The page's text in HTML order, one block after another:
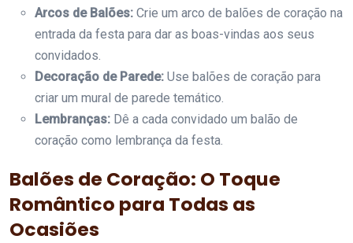
Arcos de Balões: Crie um arco de balões de coração na
entrada da festa para dar as boas-vindas aos seus
convidados.
Decoração de Parede: Use balões de coração para
criar um mural de parede temático.
Lembranças: Dê a cada convidado um balão de
coração como lembrança da festa.
Balões de Coração: O Toque
Romântico para Todas as
Ocasiões